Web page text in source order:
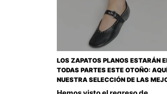
LOS ZAPATOS PLANOS ESTARÁN
TODAS PARTES ESTE OTOÑO:
NUESTRA SELECCIÓN DE LAS